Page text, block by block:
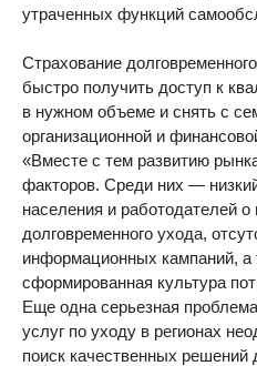
утраченных функций
Страхование
быстро получить доступ к
в нужном объеме и снять с
организационной и
«Вместе с тем развитию
факторов. Среди них —
населения и работодателей
долговременного ухода,
информационных кампаний, а
сформированная культура
Еще одна серьезная
услуг по уходу в регионах
поиск качественных